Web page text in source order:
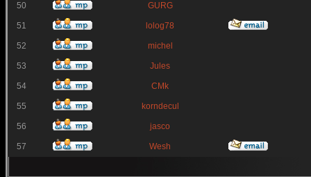
50 GURG
51 lolog78
52 michel
53 Jules
54 CMk
55 korndecul
56 jasco
57 Wesh